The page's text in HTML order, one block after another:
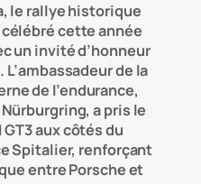
le rallye historique
cette année
un invité d’honneur
de la
de l’endurance,
a pris le
GT3 aux côtés du
Spitalier, renforçant
entre Porsche et